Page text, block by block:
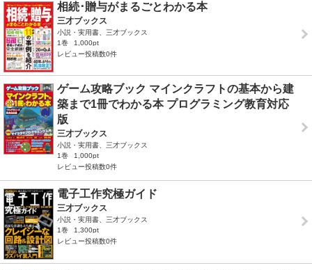
相続･贈与がまるごとわかる本
三才ブックス
小説・実用書、三才ブックス
1巻
1,000pt
レビュー投稿数0件
ゲーム攻略ブック マインクラフトの基本から建
築まで1冊でわかる本 プログラミング教育対応
版
三才ブックス
小説・実用書、三才ブックス
1巻
1,000pt
レビュー投稿数0件
電子工作究極ガイド
三才ブックス
小説・実用書、三才ブックス
1巻
1,300pt
レビュー投稿数0件